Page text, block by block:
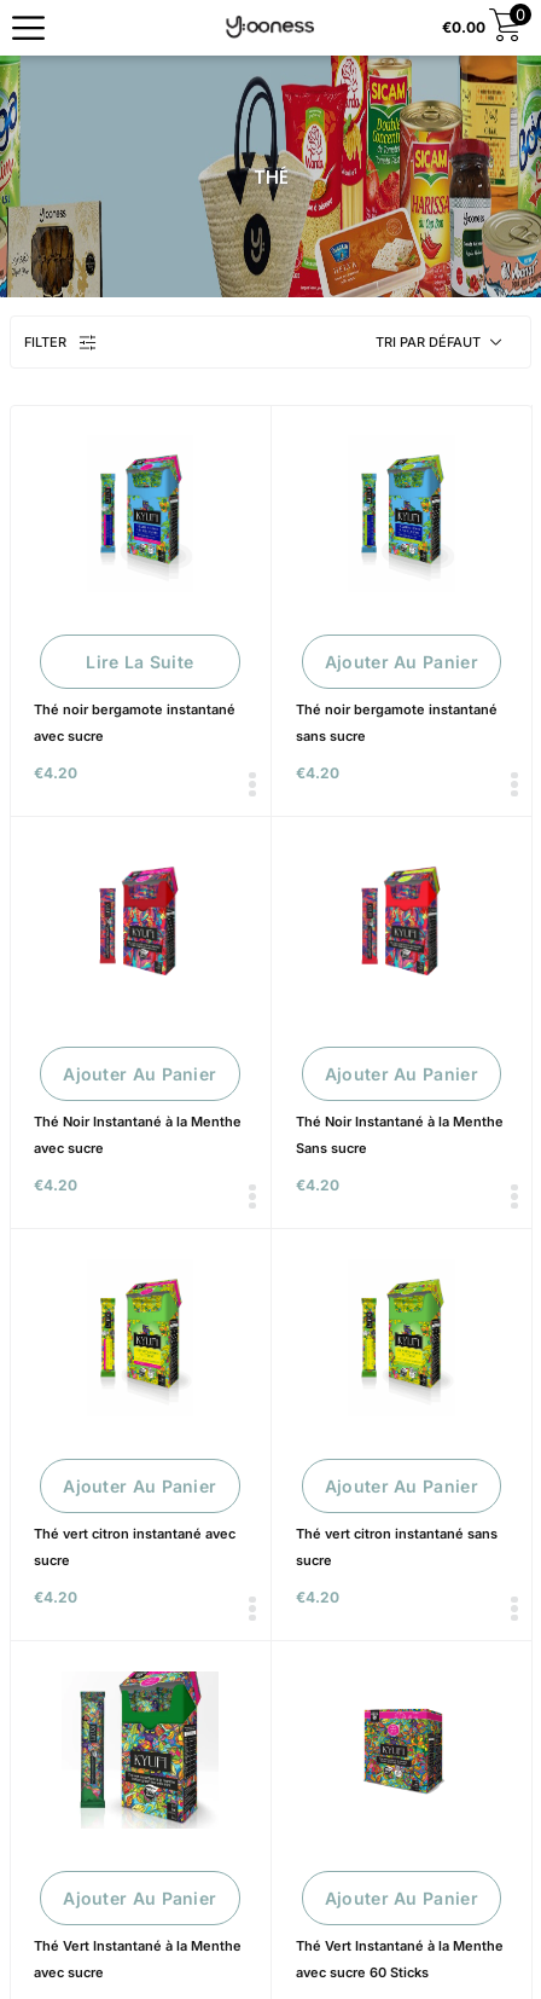
€0.00
0
THÉ
FILTER TRI PAR DÉFAUT
€4.20
Thé noir bergamote instantané
avec sucre
Lire La Suite
€4.20
Thé noir bergamote instantané
sans sucre
Ajouter Au Panier
€4.20
Thé Noir Instantané à la Menthe
avec sucre
Ajouter Au Panier
€4.20
Thé Noir Instantané à la Menthe
Sans sucre
Ajouter Au Panier
€4.20
Thé vert citron instantané avec
sucre
Ajouter Au Panier
€4.20
Thé vert citron instantané sans
sucre
Ajouter Au Panier
Thé Vert Instantané à la Menthe
avec sucre
Ajouter Au Panier
Thé Vert Instantané à la Menthe
avec sucre 60 Sticks
Ajouter Au Panier